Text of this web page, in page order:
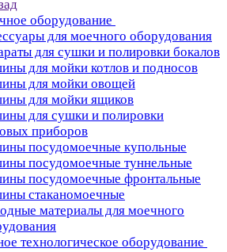
оборудование
для моечного оборудования
для сушки и полировки бокалов
для мойки котлов и подносов
для мойки овощей
для мойки ящиков
для сушки и полировки
приборов
посудомоечные купольные
посудомоечные туннельные
посудомоечные фронтальные
стаканомоечные
материалы для моечного
технологическое оборудование